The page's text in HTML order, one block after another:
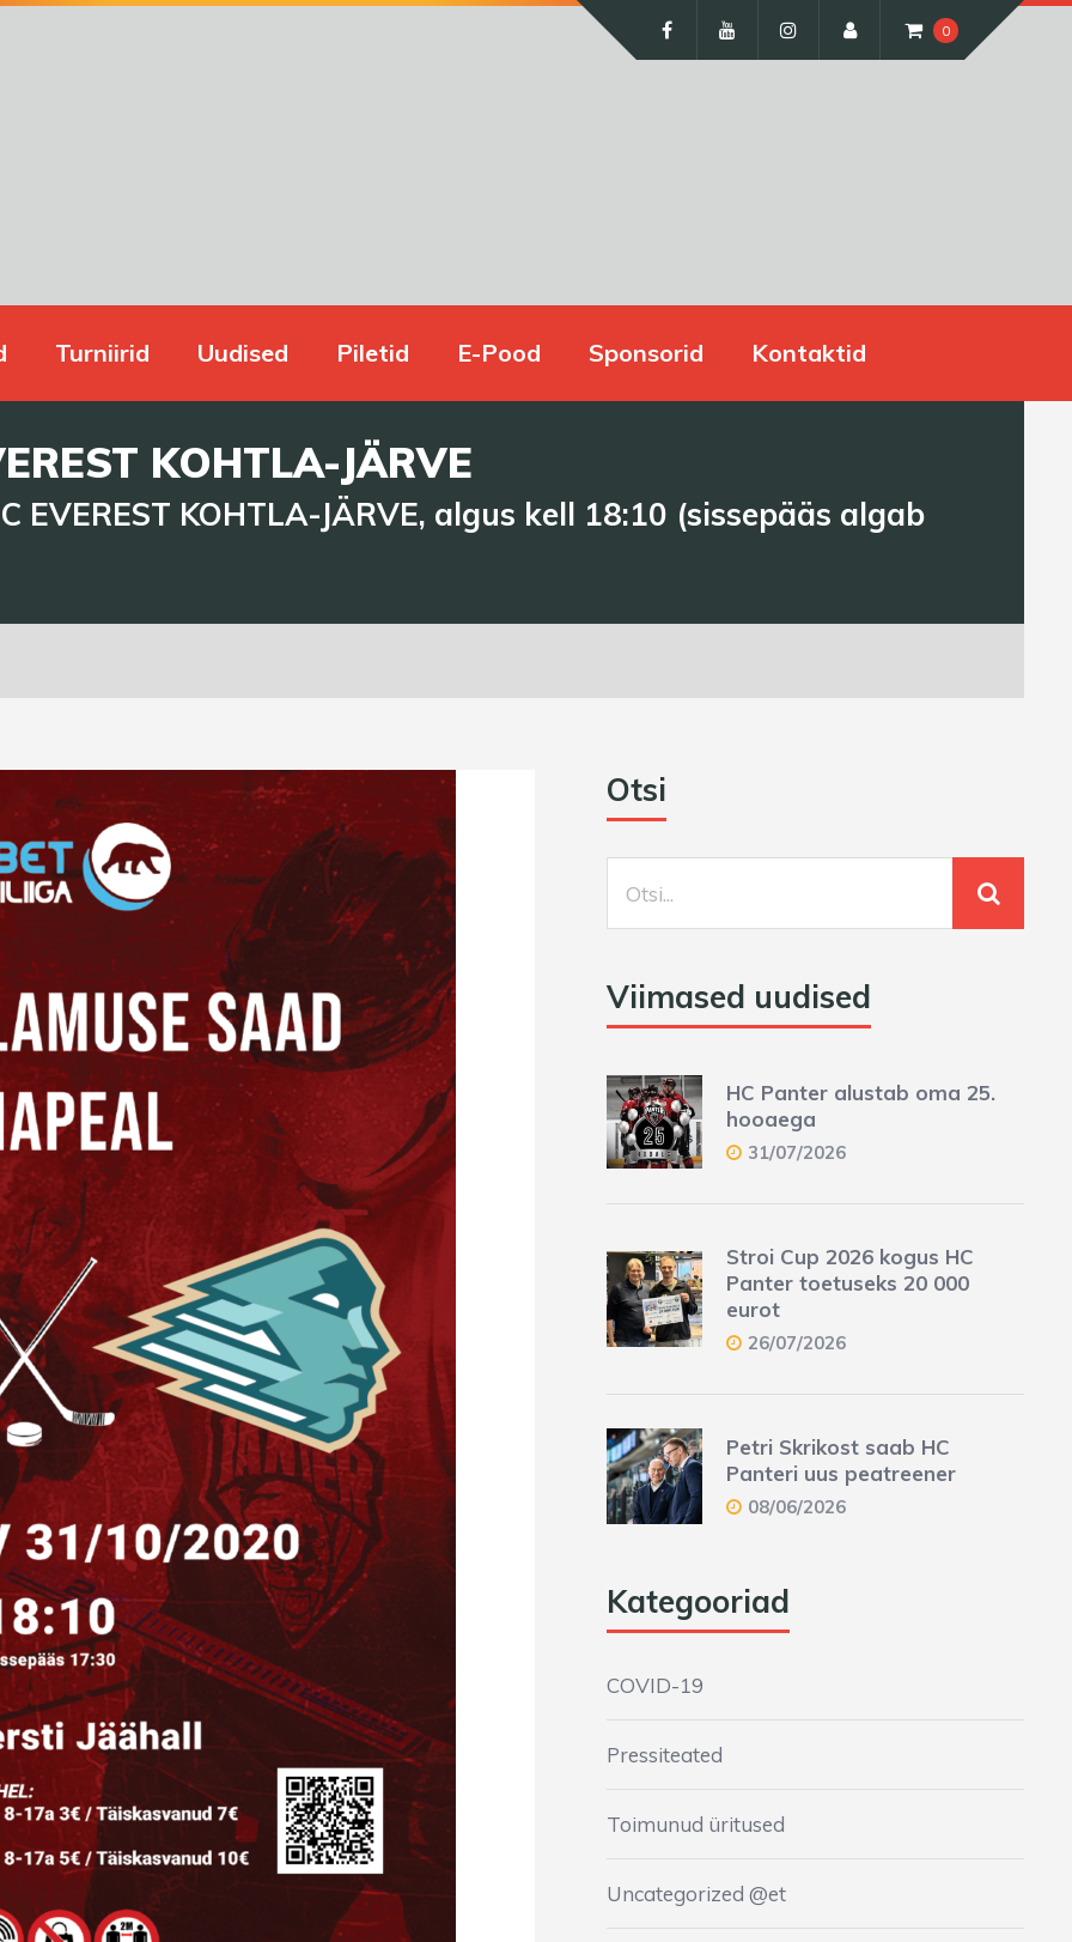
0
Turniirid Uudised Piletid E-Pood Sponsorid Kontaktid
KOHTLA-JÄRVE
EVEREST KOHTLA-JÄRVE, algus kell 18:10 (sissepääs algab
Otsi
Viimased uudised
HC Panter alustab oma 25.
hooaega
31/07/2026
Stroi Cup 2026 kogus HC
Panter toetuseks 20 000
eurot
26/07/2026
Petri Skrikost saab HC
Panteri uus peatreener
08/06/2026
Kategooriad
COVID-19
Pressiteated
Toimunud üritused
Uncategorized @et